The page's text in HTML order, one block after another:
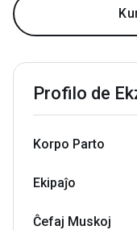
Profilo de
Korpo Parto
Ekipaĵo
Ĉefaj Muskoj